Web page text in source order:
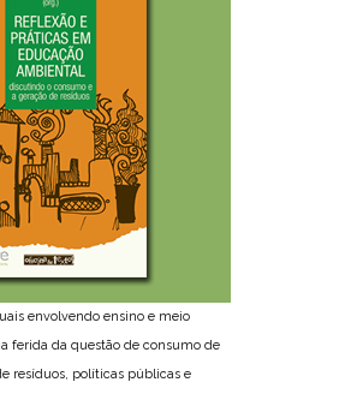
envolvendo ensino e meio
ferida da questão de consumo de
resíduos, políticas públicas e